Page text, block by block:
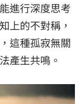
進行深度思考
上的不對稱，
這種孤寂無關
產生共鳴。